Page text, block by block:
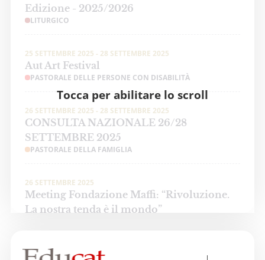
Tocca per abilitare lo scroll
Edizione - 2025/2026
LITURGICO
25 SETTEMBRE 2025 - 28 SETTEMBRE 2025
Aut Art Festival
PASTORALE DELLE PERSONE CON DISABILITÀ
26 SETTEMBRE 2025 - 28 SETTEMBRE 2025
CONSULTA NAZIONALE 26/28
SETTEMBRE 2025
PASTORALE DELLA FAMIGLIA
26 SETTEMBRE 2025
Meeting Fondazione Maffi: “Rivoluzione.
La nostra tenda è il mondo”
3 OTTOBRE 2025 - 4 OTTOBRE 2025